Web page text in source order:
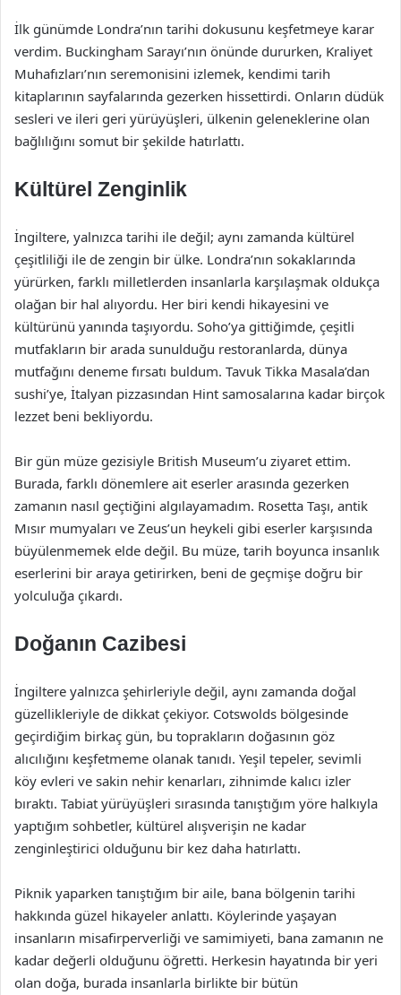
İlk günümde Londra’nın tarihi dokusunu keşfetmeye karar
verdim. Buckingham Sarayı’nın önünde dururken, Kraliyet
Muhafızları’nın seremonisini izlemek, kendimi tarih
kitaplarının sayfalarında gezerken hissettirdi. Onların düdük
sesleri ve ileri geri yürüyüşleri, ülkenin geleneklerine olan
bağlılığını somut bir şekilde hatırlattı.
Kültürel Zenginlik
İngiltere, yalnızca tarihi ile değil; aynı zamanda kültürel
çeşitliliği ile de zengin bir ülke. Londra’nın sokaklarında
yürürken, farklı milletlerden insanlarla karşılaşmak oldukça
olağan bir hal alıyordu. Her biri kendi hikayesini ve
kültürünü yanında taşıyordu. Soho’ya gittiğimde, çeşitli
mutfakların bir arada sunulduğu restoranlarda, dünya
mutfağını deneme fırsatı buldum. Tavuk Tikka Masala’dan
sushi’ye, İtalyan pizzasından Hint samosalarına kadar birçok
lezzet beni bekliyordu.
Bir gün müze gezisiyle British Museum’u ziyaret ettim.
Burada, farklı dönemlere ait eserler arasında gezerken
zamanın nasıl geçtiğini algılayamadım. Rosetta Taşı, antik
Mısır mumyaları ve Zeus’un heykeli gibi eserler karşısında
büyülenmemek elde değil. Bu müze, tarih boyunca insanlık
eserlerini bir araya getirirken, beni de geçmişe doğru bir
yolculuğa çıkardı.
Doğanın Cazibesi
İngiltere yalnızca şehirleriyle değil, aynı zamanda doğal
güzellikleriyle de dikkat çekiyor. Cotswolds bölgesinde
geçirdiğim birkaç gün, bu toprakların doğasının göz
alıcılığını keşfetmeme olanak tanıdı. Yeşil tepeler, sevimli
köy evleri ve sakin nehir kenarları, zihnimde kalıcı izler
bıraktı. Tabiat yürüyüşleri sırasında tanıştığım yöre halkıyla
yaptığım sohbetler, kültürel alışverişin ne kadar
zenginleştirici olduğunu bir kez daha hatırlattı.
Piknik yaparken tanıştığım bir aile, bana bölgenin tarihi
hakkında güzel hikayeler anlattı. Köylerinde yaşayan
insanların misafirperverliği ve samimiyeti, bana zamanın ne
kadar değerli olduğunu öğretti. Herkesin hayatında bir yeri
olan doğa, burada insanlarla birlikte bir bütün